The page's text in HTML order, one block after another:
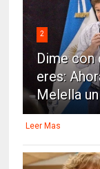
2
Dime con
eres:
Melella
Leer Mas